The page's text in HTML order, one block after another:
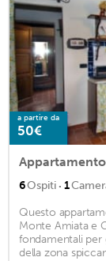
a partire da
50€
6Ospiti · 1
Questo
Monte Amiata e
fondamentali per
della zona